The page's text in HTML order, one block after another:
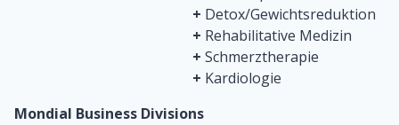
+ Detox/Gewichtsreduktion
+ Rehabilitative Medizin
+ Schmerztherapie
+ Kardiologie
Mondial Business Divisions